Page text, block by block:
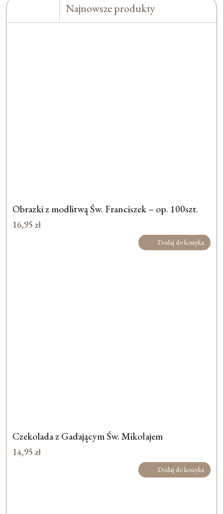
Najnowsze produkty
Obrazki z modlitwą Św. Franciszek – op. 100szt.
16,95 zł
Dodaj do koszyka
Czekolada z Gadającym Św. Mikołajem
14,95 zł
Dodaj do koszyka